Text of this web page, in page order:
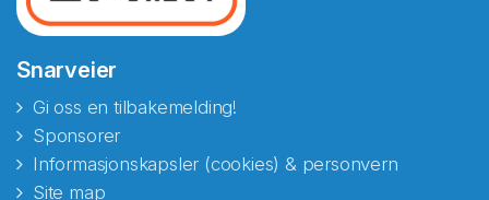
Snarveier
Gi oss en tilbakemelding!
Sponsorer
Informasjonskapsler (cookies) & personvern
Site map